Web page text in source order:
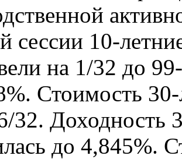
сессии 10-
на 1/32 до
Стоимость
32. Доходность
до 4,845%.